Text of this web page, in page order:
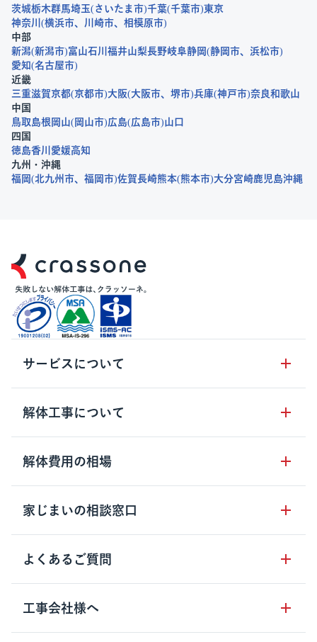
茨城栃木群馬埼玉 さいたま市 千葉 千葉市 東京
神奈川
横浜市 川崎市
相模原市
中部
新潟 新潟市 富山石川 福井山梨長野岐阜静岡 静岡市
浜松市
愛知 名古屋市
近畿
三重滋賀京都 京都市 大阪 大阪市 堺市 兵庫 神戸市 奈良和歌山
中国
鳥取 島根 岡山 岡山市 広島 広島市 山口
四国
徳島香川 愛媛高知
九州・沖縄
福岡 北九州市 福岡市 佐賀長崎熊本 熊本市 大分宮崎鹿児島沖縄
サービスについて
サービスの流れ
サービスのメリット
クラッソーネの自治体連携
お客さまの声
空き家の処分を検討のお客様へ
解体工事について
解体工事の基礎知識
解体工事に関わる法律
用語集
解体費用の相場
木造住宅の相場
鉄骨造住宅の相場
RC造住宅の相場
家じまいの相談窓口
家じまいの相談窓口
よくあるご質問
クラッソーネの利用方法
工事の進め方
工事会社様へ